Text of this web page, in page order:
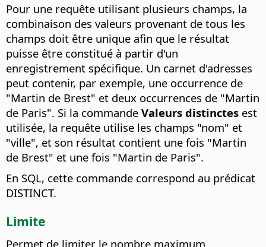
Pour une requête utilisant plusieurs champs, la
combinaison des valeurs provenant de tous les
champs doit être unique afin que le résultat
puisse être constitué à partir d'un
enregistrement spécifique. Un carnet d'adresses
peut contenir, par exemple, une occurrence de
"Martin de Brest" et deux occurrences de "Martin
de Paris". Si la commande Valeurs distinctes est
utilisée, la requête utilise les champs "nom" et
"ville", et son résultat contient une fois "Martin
de Brest" et une fois "Martin de Paris".
En SQL, cette commande correspond au prédicat
DISTINCT.
Limite
Permet de limiter le nombre maximum